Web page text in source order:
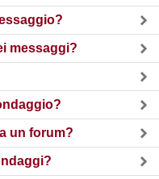
messaggi?
un forum?